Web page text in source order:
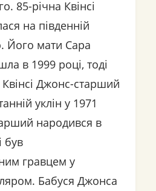
85-річна Квінсі
на південній
Його мати Сара
в 1999 році, тоді
Джонс-старший
уклін у 1971
народився в
був
гравцем у
Бабуся Джонса